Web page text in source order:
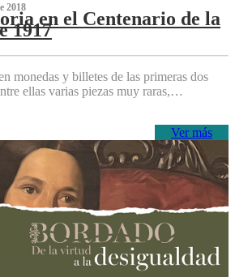
2018
en el Centenario de la
1917
monedas y billetes de las primeras dos
ellas varias piezas muy raras,…
Ver más